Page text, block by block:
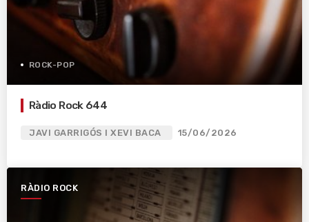
ROCK-POP
Ràdio Rock 644
JAVI GARRIGÓS I XEVI BACA 15/06/2026
RÀDIO ROCK